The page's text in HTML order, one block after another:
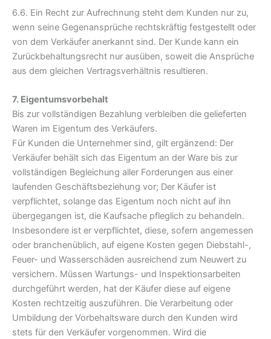
6.6. Ein Recht zur Aufrechnung steht dem Kunden nur zu,
wenn seine Gegenansprüche rechtskräftig festgestellt oder
von dem Verkäufer anerkannt sind. Der Kunde kann ein
Zurückbehaltungsrecht nur ausüben, soweit die Ansprüche
aus dem gleichen Vertragsverhältnis resultieren.
7. Eigentumsvorbehalt
Bis zur vollständigen Bezahlung verbleiben die gelieferten
Waren im Eigentum des Verkäufers.
Für Kunden die Unternehmer sind, gilt ergänzend: Der
Verkäufer behält sich das Eigentum an der Ware bis zur
vollständigen Begleichung aller Forderungen aus einer
laufenden Geschäftsbeziehung vor; Der Käufer ist
verpflichtet, solange das Eigentum noch nicht auf ihn
übergegangen ist, die Kaufsache pfleglich zu behandeln.
Insbesondere ist er verpflichtet, diese, sofern angemessen
oder branchenüblich, auf eigene Kosten gegen Diebstahl-,
Feuer- und Wasserschäden ausreichend zum Neuwert zu
versichern. Müssen Wartungs- und Inspektionsarbeiten
durchgeführt werden, hat der Käufer diese auf eigene
Kosten rechtzeitig auszuführen. Die Verarbeitung oder
Umbildung der Vorbehaltsware durch den Kunden wird
stets für den Verkäufer vorgenommen. Wird die